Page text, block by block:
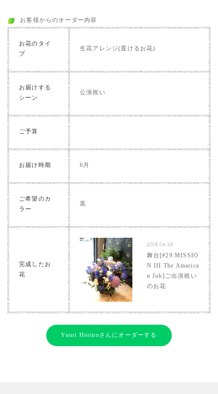
お客様からのオーダー内容
お花のタイ
プ
生花アレンジ(置けるお花)
お届けする
シーン
公演祝い
ご予算
お届け時期 6月
ご希望のカ
ラー
黒
完成したお
花
2018.06.28
舞台[#29:MISSIO
N III The Amarica
n Job]ご出演祝い
のお花
Yuuri Horinoさんにオーダーする